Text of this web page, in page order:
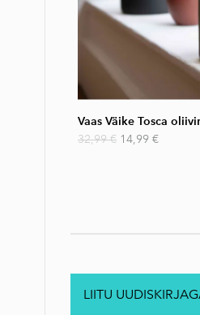
Vaas Väike Tosca
32,99 € 14,99 €
LIITU